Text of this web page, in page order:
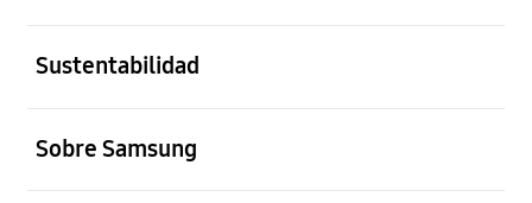
Sustentabilidad
Sobre Samsung